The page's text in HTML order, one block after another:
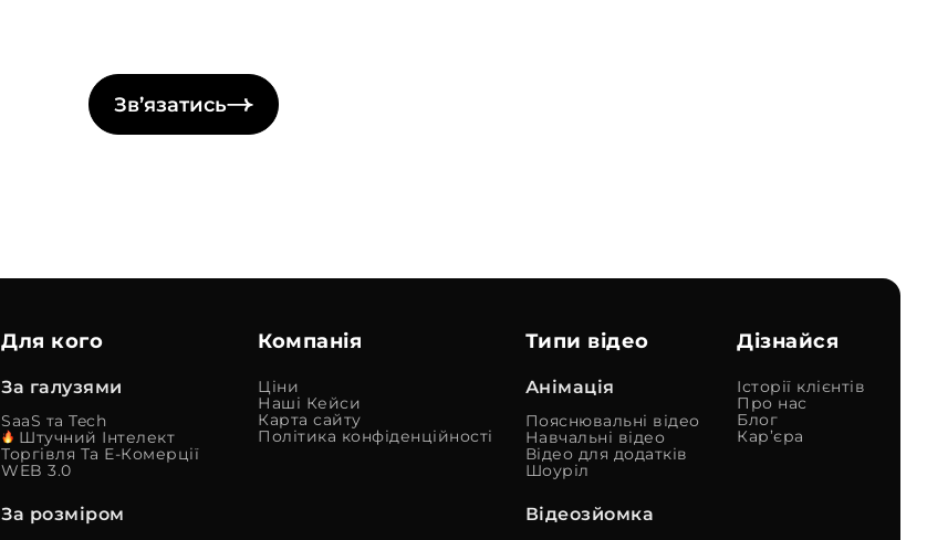
Зв’язатись
Для кого
За галузями
SaaS та Tech
Штучний Інтелект
Торгівля Та Е-Комерції
WEB 3.0
За розміром
Компанія
Ціни
Наші Кейси
Карта сайту
Політика конфіденційності
Типи відео
Анімація
Пояснювальні відео
Навчальні відео
Відео для додатків
Шоуріл
Відеозйомка
Дізнайся
Історії клієнтів
Про нас
Блог
Кар’єра